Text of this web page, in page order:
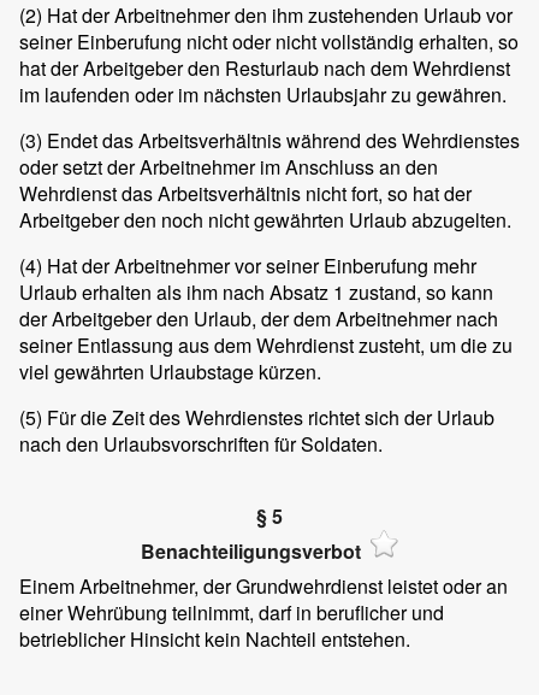
(2) Hat der Arbeitnehmer den ihm zustehenden Urlaub vor
seiner Einberufung nicht oder nicht vollständig erhalten, so
hat der Arbeitgeber den Resturlaub nach dem Wehrdienst
im laufenden oder im nächsten Urlaubsjahr zu gewähren.
(3) Endet das Arbeitsverhältnis während des Wehrdienstes
oder setzt der Arbeitnehmer im Anschluss an den
Wehrdienst das Arbeitsverhältnis nicht fort, so hat der
Arbeitgeber den noch nicht gewährten Urlaub abzugelten.
(4) Hat der Arbeitnehmer vor seiner Einberufung mehr
Urlaub erhalten als ihm nach Absatz 1 zustand, so kann
der Arbeitgeber den Urlaub, der dem Arbeitnehmer nach
seiner Entlassung aus dem Wehrdienst zusteht, um die zu
viel gewährten Urlaubstage kürzen.
(5) Für die Zeit des Wehrdienstes richtet sich der Urlaub
nach den Urlaubsvorschriften für Soldaten.
§ 5
Benachteiligungsverbot
Einem Arbeitnehmer, der Grundwehrdienst leistet oder an
einer Wehrübung teilnimmt, darf in beruflicher und
betrieblicher Hinsicht kein Nachteil entstehen.